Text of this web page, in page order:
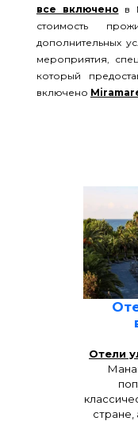
все включено в
стоимость
дополнительных
мероприятия,
который
включено
Отели
стране,